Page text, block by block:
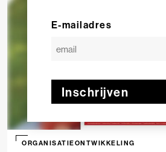
ORGANISATIEONTWIKKELING
E-mailadres
Inschrijven